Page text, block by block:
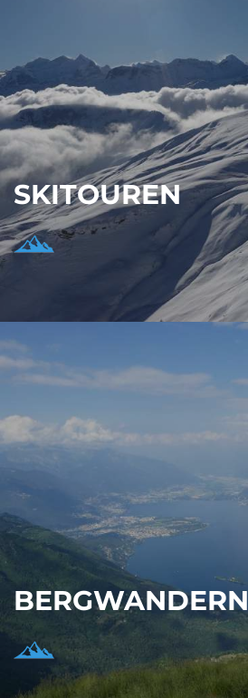
SKITOUREN
BERGWANDERN